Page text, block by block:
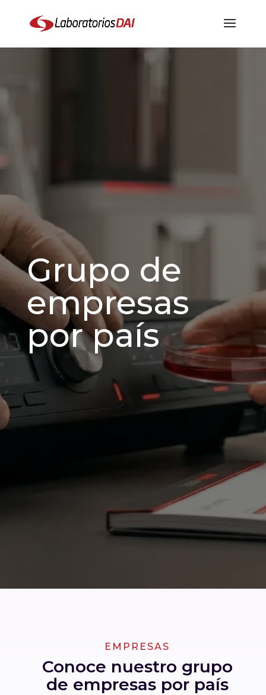
Grupo de
empresas
por país
EMPRESAS
Conoce nuestro grupo
de empresas por país